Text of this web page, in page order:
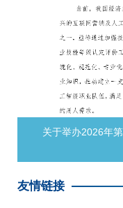
价工作的通
友情链接